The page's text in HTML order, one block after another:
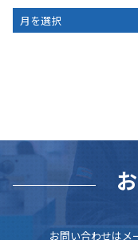
ARCHIVE
お問い合わせはメ